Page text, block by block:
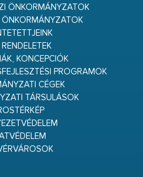
ÖNKORMÁNYZATOK
ÖNKORMÁNYZATOK
RENDELETEK
KONCEPCIÓK
PROGRAMOK
CÉGEK
TÁRSULÁSOK